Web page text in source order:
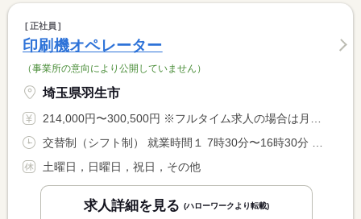
正社員
印刷機オペレーター
（事業所の意向により公開していません）
埼玉県羽生市
214,000円〜300,500円 ※フルタイム求人の場合は月額（換算額）、パート求人の場合は時間額を表示しています。
土曜日，日曜日，祝日，その他
求人詳細を見る (ハローワークより転載)